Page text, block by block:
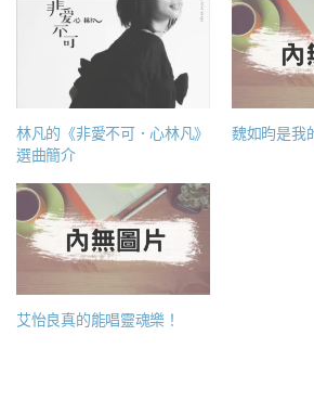
林凡的《非愛不可．心林凡》
選曲簡介
魏如昀是我
艾怡良真的能唱靈魂樂！